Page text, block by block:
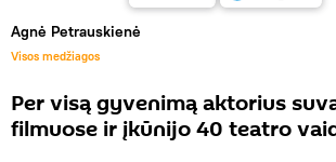
Agnė Petrauskienė
Visos medžiagos
Per visą gyvenimą aktorius
filmuose ir įkūnijo 40 teatro